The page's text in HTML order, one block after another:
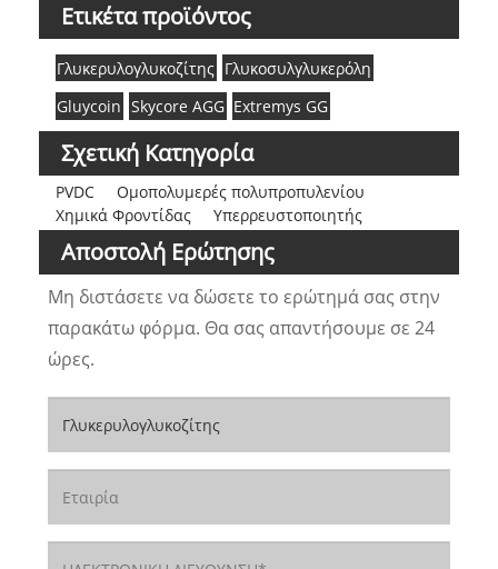
Ετικέτα προϊόντος
Γλυκερυλογλυκοζίτης Γλυκοσυλγλυκερόλη
Gluycoin Skycore AGG Extremys GG
Σχετική Κατηγορία
PVDC
Ομοπολυμερές πολυπροπυλενίου
Χημικά Φροντίδας
Υπερρευστοποιητής
Αποστολή Ερώτησης
Μη διστάσετε να δώσετε το ερώτημά σας στην
παρακάτω φόρμα. Θα σας απαντήσουμε σε 24
ώρες.